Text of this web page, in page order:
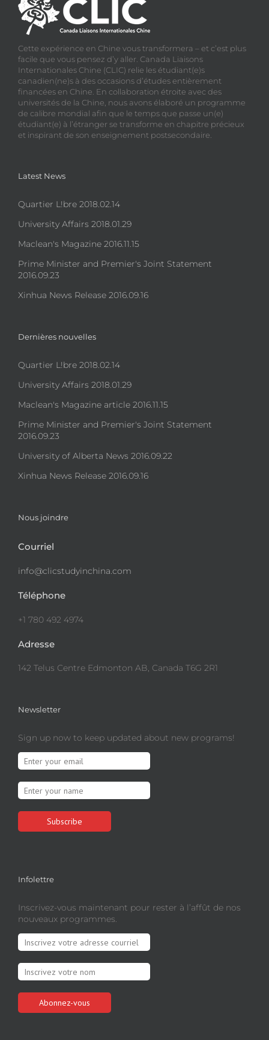
Cette expérience en Chine vous transformera – et c’est plus
facile que vous pensez d’y aller. Canada Liaisons
Internationales Chine (CLIC) relie les étudiant(e)s
canadien(ne)s à des occasions d’études entièrement
financées en Chine. En collaboration étroite avec des
universités de la Chine, nous avons élaboré un programme
de calibre mondial afin que le temps que passe un(e)
étudiant(e) à l’étranger se transforme en chapitre précieux
et inspirant de son enseignement postsecondaire.
Latest News
Quartier L!bre 2018.02.14
University Affairs 2018.01.29
Maclean's Magazine 2016.11.15
Prime Minister and Premier's Joint Statement
2016.09.23
Xinhua News Release 2016.09.16
Dernières nouvelles
Quartier L!bre 2018.02.14
University Affairs 2018.01.29
Maclean's Magazine article 2016.11.15
Prime Minister and Premier's Joint Statement
2016.09.23
University of Alberta News 2016.09.22
Xinhua News Release 2016.09.16
Nous joindre
Courriel
info@clicstudyinchina.com
Téléphone
+1 780 492 4974
Adresse
142 Telus Centre Edmonton AB, Canada T6G 2R1
Newsletter
Sign up now to keep updated about new programs!
Infolettre
Inscrivez-vous maintenant pour rester à l’affût de nos
nouveaux programmes.